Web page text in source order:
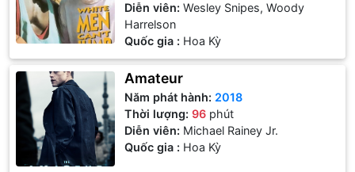
Diễn viên:Wesley Snipes, Woody
Harrelson
Quốc gia : Hoa Kỳ
Amateur
Năm phát hành: 2018
Thời lượng:96 phút
Diễn viên: Michael Rainey Jr.
Quốc gia : Hoa Kỳ